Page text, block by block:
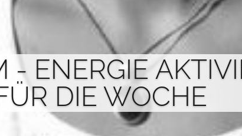
- ENERGIE
DIE WOCHE